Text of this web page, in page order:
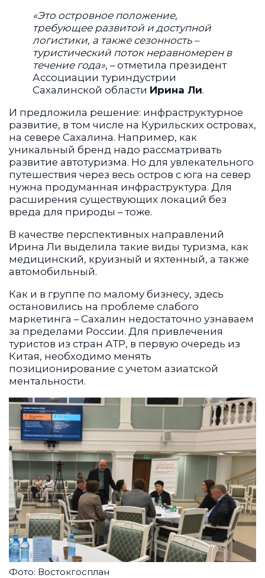
«Это островное положение,
требующее развитой и доступной
логистики, а также сезонность –
туристический поток неравномерен в
течение года», – отметила президент
Ассоциации туриндустрии
Сахалинской области Ирина Ли.
И предложила решение: инфраструктурное
развитие, в том числе на Курильских островах,
на севере Сахалина. Например, как
уникальный бренд надо рассматривать
развитие автотуризма. Но для увлекательного
путешествия через весь остров с юга на север
нужна продуманная инфраструктура. Для
расширения существующих локаций без
вреда для природы – тоже.
В качестве перспективных направлений
Ирина Ли выделила такие виды туризма, как
медицинский, круизный и яхтенный, а также
автомобильный.
Как и в группе по малому бизнесу, здесь
остановились на проблеме слабого
маркетинга – Сахалин недостаточно узнаваем
за пределами России. Для привлечения
туристов из стран АТР, в первую очередь из
Китая, необходимо менять
позиционирование с учетом азиатской
ментальности.
Фото: Востокгосплан